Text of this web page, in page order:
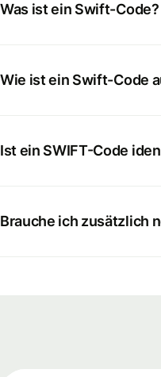
Was ist ein Swift-Code?
Wie ist ein Swift-Code
Ist ein SWIFT-Code
Brauche ich zusätzlich